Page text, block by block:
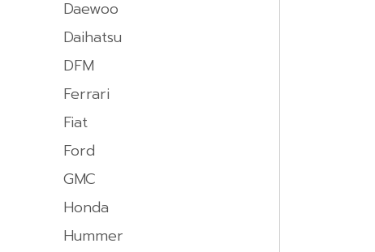
Daewoo
Daihatsu
DFM
Ferrari
Fiat
Ford
GMC
Honda
Hummer